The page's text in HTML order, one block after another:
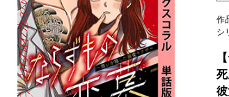
作
シ